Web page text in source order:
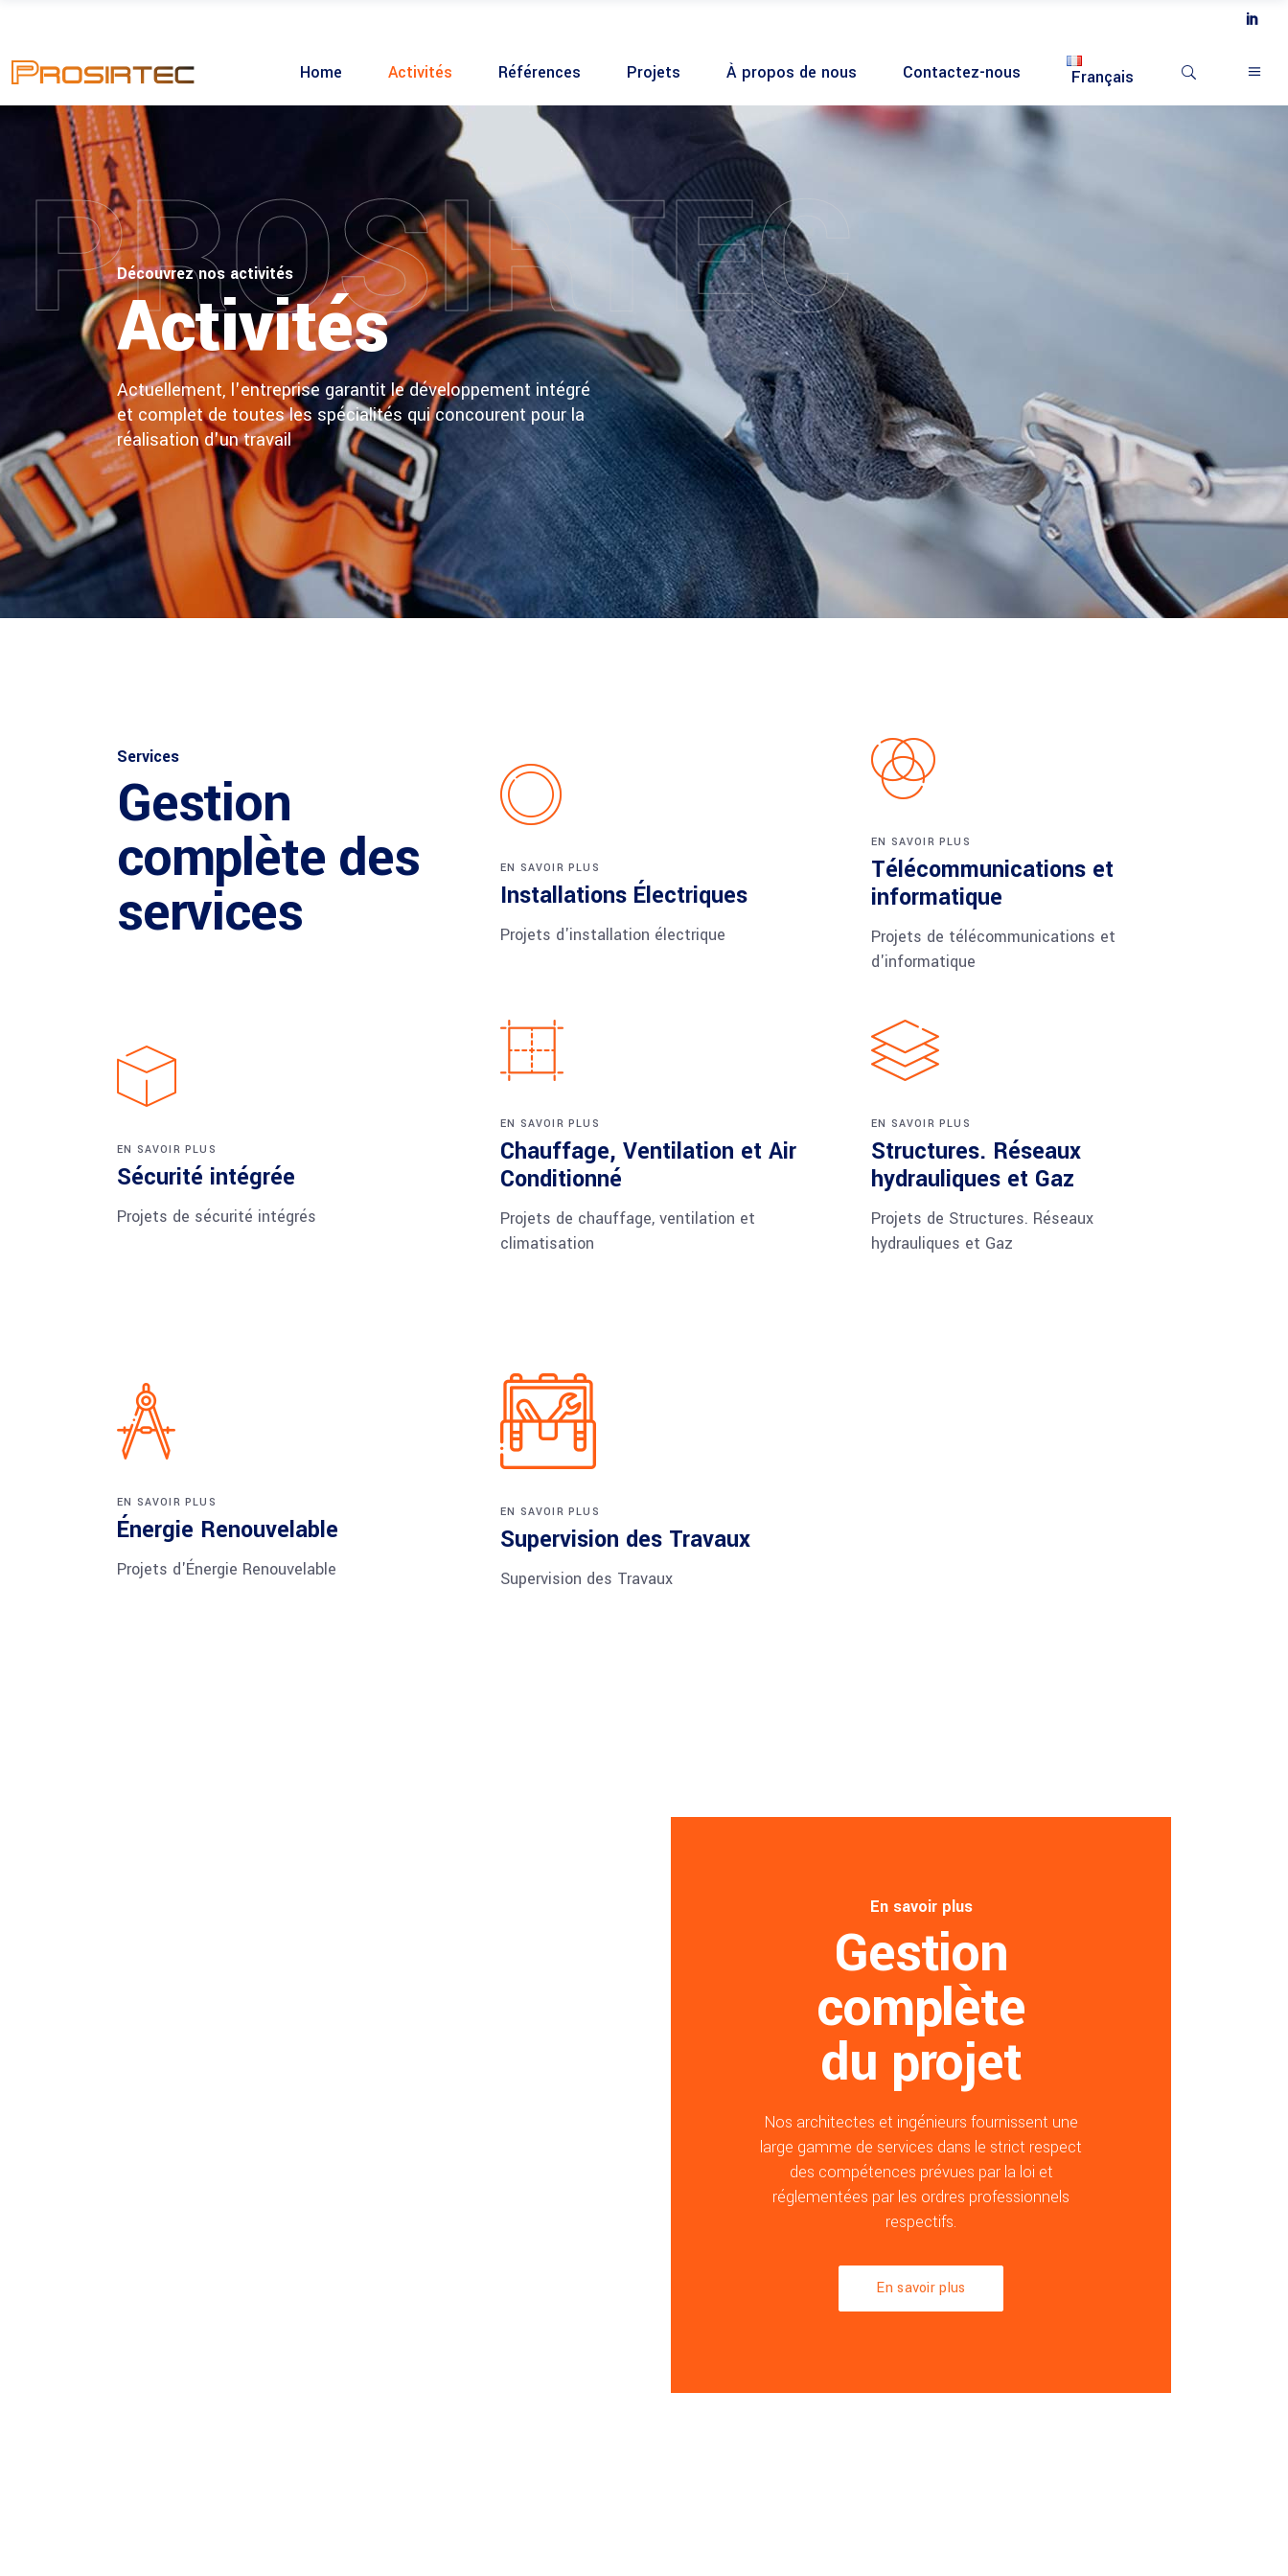
Home Activités Références Projets À propos de nous Contactez-nous Français
Découvrez nos activités
Activités
Actuellement, l'entreprise garantit le développement intégré
et complet de toutes les spécialités qui concourent pour la
réalisation d'un travail
PROSIRTEC
Services
Gestion
complète des
services
EN SAVOIR PLUS
Installations Électriques
Projets d'installation électrique
EN SAVOIR PLUS
Télécommunications et
informatique
Projets de télécommunications et
d'informatique
EN SAVOIR PLUS
Sécurité intégrée
Projets de sécurité intégrés
EN SAVOIR PLUS
Chauffage, Ventilation et Air
Conditionné
Projets de chauffage, ventilation et
climatisation
EN SAVOIR PLUS
Structures. Réseaux
hydrauliques et Gaz
Projets de Structures. Réseaux
hydrauliques et Gaz
EN SAVOIR PLUS
Énergie Renouvelable
Projets d'Énergie Renouvelable
EN SAVOIR PLUS
Supervision des Travaux
Supervision des Travaux
En savoir plus
Gestion
complète
du projet
Nos architectes et ingénieurs fournissent une
large gamme de services dans le strict respect
des compétences prévues par la loi et
réglementées par les ordres professionnels
respectifs.
En savoir plus